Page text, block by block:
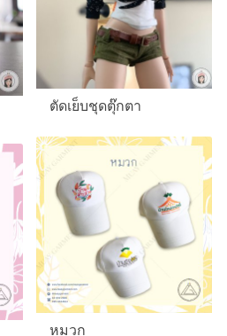
ตัดเย็บชุดตุ๊กตา
หมวก